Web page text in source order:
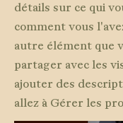
détails sur ce qui
comment vous
autre élément que
partager avec les
ajouter des
allez à Gérer les